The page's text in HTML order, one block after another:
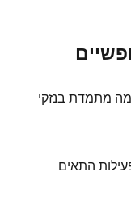
מתמדת בנזקי
התאים